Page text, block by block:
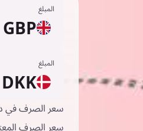
المبلغ
GBP
المبلغ
DKK
سعر الصرف في
سعر الصرف